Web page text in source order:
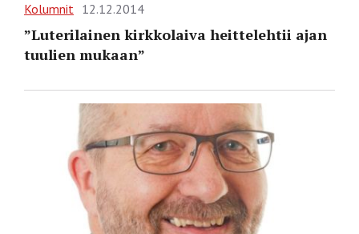
Kolumnit 12.12.2014
”Luterilainen kirkko­laiva heittelehtii ajan
tuulien mukaan”